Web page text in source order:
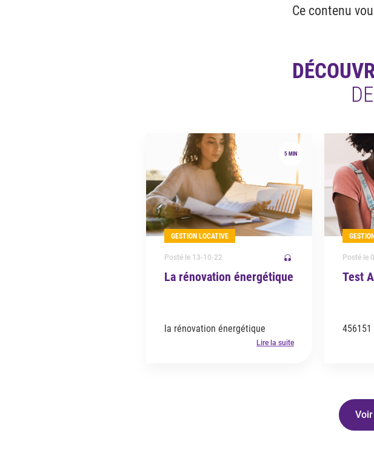
Ce contenu
5 MIN
GESTION LOCATIVE
Posté le 13-10-22
La rénovation énergétique
la rénovation énergétique
Lire la suite
Posté le
Test
456151